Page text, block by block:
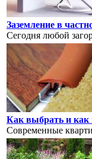
Заземление в
Сегодня любой
Как выбрать и как
Современные